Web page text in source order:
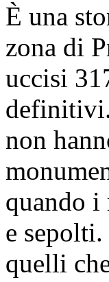
È una
zona di
uccisi
non
quando i
e
quelli